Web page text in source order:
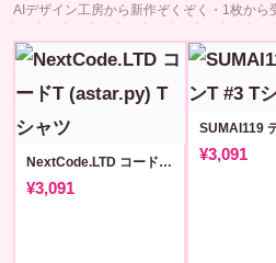
AIデザイン工房から新作ぞくぞく・1枚から
NextCode.LTD コードT (astar.py)
¥3,091
SUMAI119
¥3,091